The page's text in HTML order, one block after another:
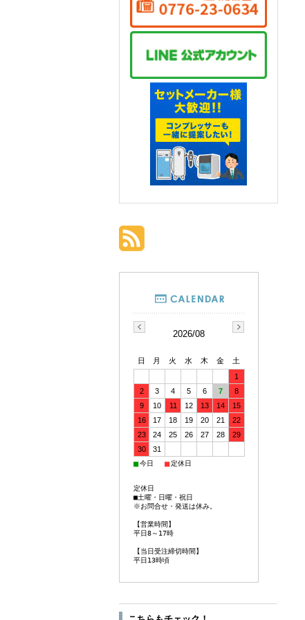
2026/08
日 月 火 水 木 金
土
1
2
3 4 5 6 7
8
9
10 11 12 13 14
15
16
17 18 19 20 21
22
23
24 25 26 27 28
29
30
31
■今日 ■定休日
定休日
■土曜・日曜・祝日
※お問合せ・発送は休み。
【営業時間】
平日8～17時
【当日受注締切時間】
平日13時頃